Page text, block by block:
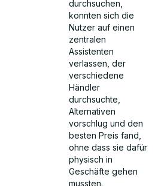
durchsuchen,
konnten sich die
Nutzer auf einen
zentralen
Assistenten
verlassen, der
verschiedene
Händler
durchsuchte,
Alternativen
vorschlug und den
besten Preis fand,
ohne dass sie dafür
physisch in
Geschäfte gehen
mussten.